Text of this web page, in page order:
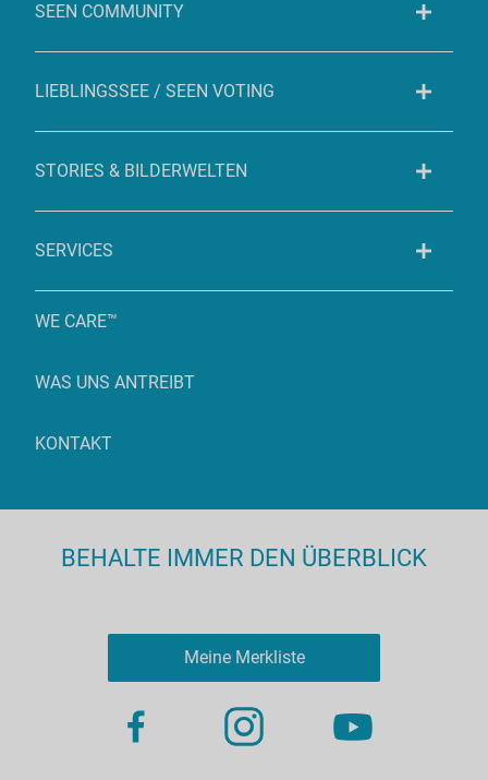
SEEN COMMUNITY
LIEBLINGSSEE / SEEN VOTING
STORIES & BILDERWELTEN
SERVICES
WE CARE™
WAS UNS ANTREIBT
KONTAKT
BEHALTE IMMER DEN ÜBERBLICK
Meine Merkliste